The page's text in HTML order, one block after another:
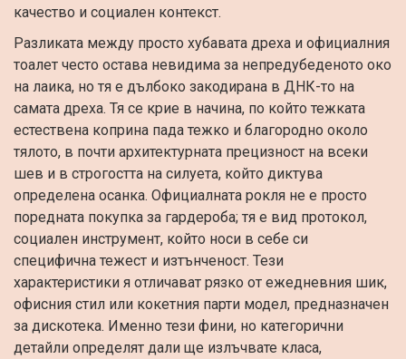
качество и социален контекст.
Разликата между просто хубавата дреха и официалния
тоалет често остава невидима за непредубеденото око
на лаика, но тя е дълбоко закодирана в ДНК-то на
самата дреха. Тя се крие в начина, по който тежката
естествена коприна пада тежко и благородно около
тялото, в почти архитектурната прецизност на всеки
шев и в строгостта на силуета, който диктува
определена осанка. Официалната рокля не е просто
поредната покупка за гардероба; тя е вид протокол,
социален инструмент, който носи в себе си
специфична тежест и изтънченост. Тези
характеристики я отличават рязко от ежедневния шик,
офисния стил или кокетния парти модел, предназначен
за дискотека. Именно тези фини, но категорични
детайли определят дали ще излъчвате класа,